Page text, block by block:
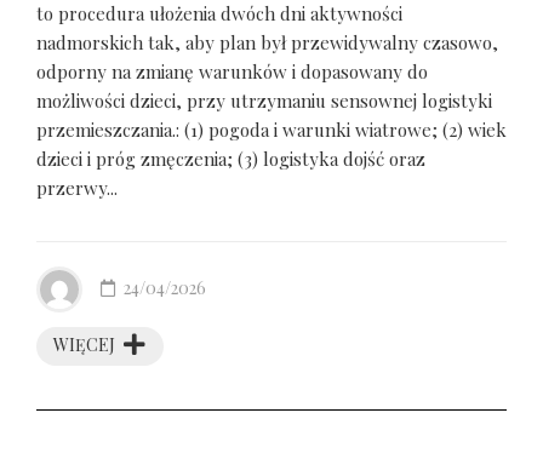
to procedura ułożenia dwóch dni aktywności
nadmorskich tak, aby plan był przewidywalny czasowo,
odporny na zmianę warunków i dopasowany do
możliwości dzieci, przy utrzymaniu sensownej logistyki
przemieszczania.: (1) pogoda i warunki wiatrowe; (2) wiek
dzieci i próg zmęczenia; (3) logistyka dojść oraz
przerwy...
WIĘCEJ
24/04/2026